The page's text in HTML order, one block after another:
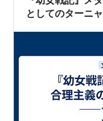
能性の喪失 予測モ
としてのターニャ ――合理性はどこまで正し